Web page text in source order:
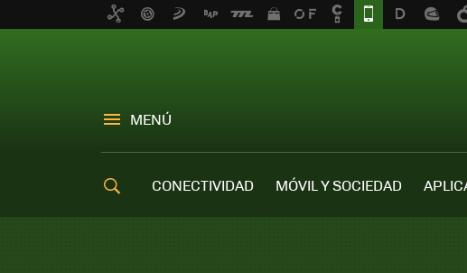
MENÚ
CONECTIVIDAD MÓVIL Y SOCIEDAD